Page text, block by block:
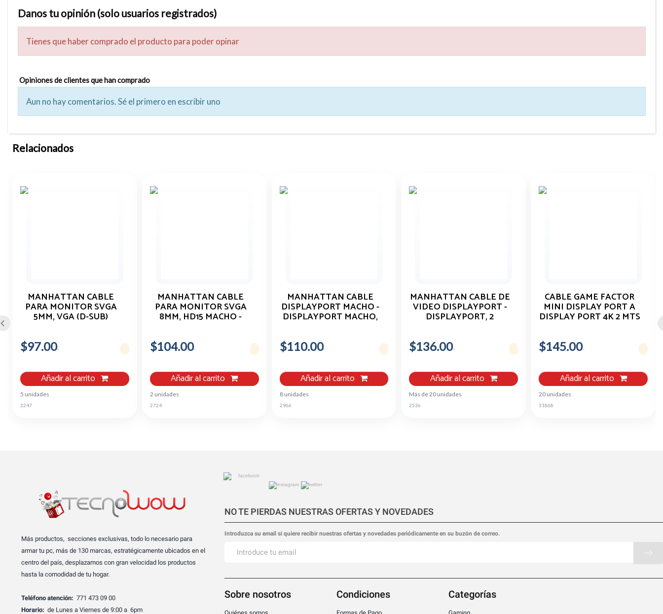
Danos tu opinión (solo usuarios registrados)
Tienes que haber comprado el producto para poder opinar
Opiniones de clientes que han comprado
Aun no hay comentarios. Sé el primero en escribir uno
Relacionados
MANHATTAN CABLE
PARA MONITOR SVGA
5MM, VGA (D-SUB)
$97.00
Añadir al carrito
5 unidades
2247
MANHATTAN CABLE
PARA MONITOR SVGA
8MM, HD15 MACHO -
$104.00
Añadir al carrito
2 unidades
2724
MANHATTAN CABLE
DISPLAYPORT MACHO -
DISPLAYPORT MACHO,
$110.00
Añadir al carrito
8 unidades
2966
MANHATTAN CABLE DE
VIDEO DISPLAYPORT -
DISPLAYPORT, 2
$136.00
Añadir al carrito
Más de 20 unidades
2536
CABLE GAME FACTOR
MINI DISPLAY PORT A
DISPLAY PORT 4K 2 MTS
$145.00
Añadir al carrito
20 unidades
31868
Más productos, secciones exclusivas, todo lo necesario para
armar tu pc, más de 130 marcas, estratégicamente ubicados en el
centro del país, desplazamos con gran velocidad los productos
hasta la comodidad de tu hogar.
Teléfono atención: 771 473 09 00
Horario: de Lunes a Viernes de 9:00 a 6pm
NO TE PIERDAS NUESTRAS OFERTAS Y NOVEDADES
Introduzca su email si quiere recibir nuestras ofertas y novedades periódicamente en su buzón de correo.
Sobre nosotros Condiciones Categorías